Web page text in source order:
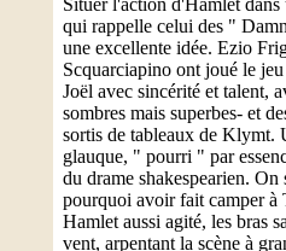
Situer l'action d'Hamlet dans
qui rappelle celui des "
une excellente idée. Ezio
Scquarciapino ont joué le
Joël avec sincérité et talent,
sombres mais superbes- et
sortis de tableaux de Klymt.
glauque, " pourri " par
du drame shakespearien. On
pourquoi avoir fait camper à
Hamlet aussi agité, les bras
vent, arpentant la scène à